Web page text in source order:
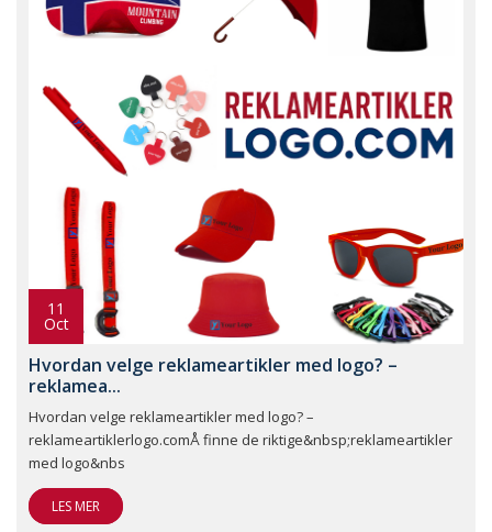
11
Oct
Hvordan velge reklameartikler med logo? –
reklamea...
Hvordan velge reklameartikler med logo? –
reklameartiklerlogo.comÅ finne de riktige&nbsp;reklameartikler
med logo&nbs
LES MER